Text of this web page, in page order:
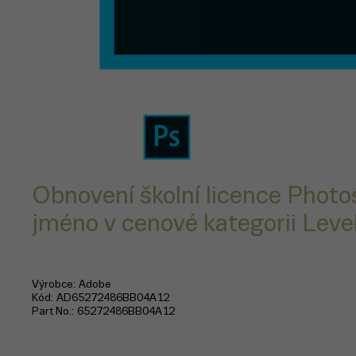
Obnovení školní licence
jméno v cenové kategorii
Výrobce Adobe
Kód AD65272486BB04A12
Part No. 65272486BB04A12